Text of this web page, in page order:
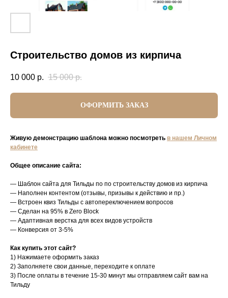
Строительство домов из кирпича
10 000 р. 15 000 р.
ОФОРМИТЬ ЗАКАЗ
Живую демонстрацию шаблона можно посмотреть в нашем Личном
кабинете
Общее описание сайта:
— Шаблон сайта для Тильды по по строительству домов из кирпича
— Наполнен контентом (отзывы, призывы к действию и пр.)
— Встроен квиз Тильды с автопереключением вопросов
— Сделан на 95% в Zero Block
— Адаптивная верстка для всех видов устройств
— Конверсия от 3-5%
Как купить этот сайт?
1) Нажимаете оформить заказ
2) Заполняете свои данные, переходите к оплате
3) После оплаты в течение 15-30 минут мы отправляем сайт вам на
Тильду